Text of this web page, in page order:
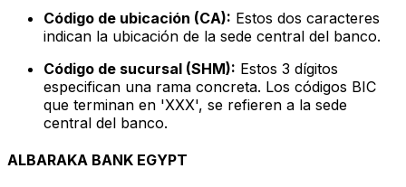
Código de ubicación (CA): Estos dos caracteres
indican la ubicación de la sede central del banco.
Código de sucursal (SHM): Estos 3 dígitos
especifican una rama concreta. Los códigos BIC
que terminan en 'XXX', se refieren a la sede
central del banco.
ALBARAKA BANK EGYPT